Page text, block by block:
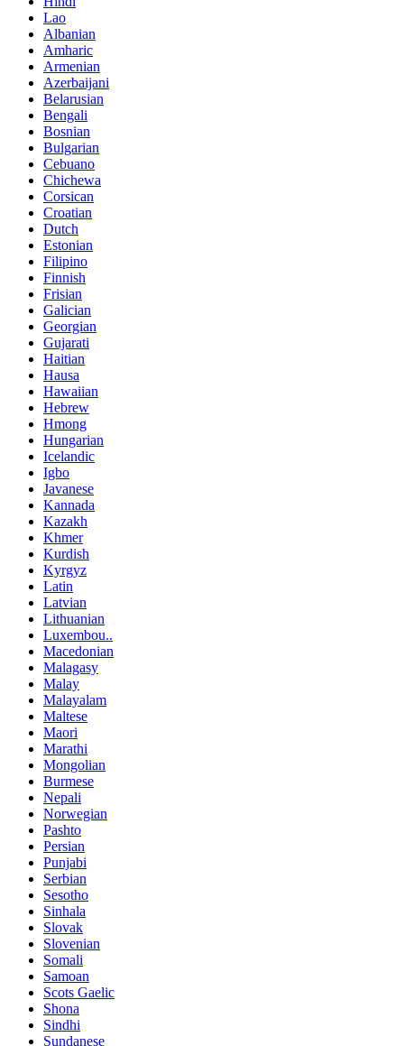
Lao
Albanian
Amharic
Armenian
Azerbaijani
Belarusian
Bengali
Bosnian
Bulgarian
Cebuano
Chichewa
Corsican
Croatian
Dutch
Estonian
Filipino
Finnish
Frisian
Galician
Georgian
Gujarati
Haitian
Hausa
Hawaiian
Hebrew
Hmong
Hungarian
Icelandic
Igbo
Javanese
Kannada
Kazakh
Khmer
Kurdish
Kyrgyz
Latin
Latvian
Lithuanian
Luxembou..
Macedonian
Malagasy
Malay
Malayalam
Maltese
Maori
Marathi
Mongolian
Burmese
Nepali
Norwegian
Pashto
Persian
Punjabi
Serbian
Sesotho
Sinhala
Slovak
Slovenian
Somali
Samoan
Scots Gaelic
Shona
Sindhi
Sundanese